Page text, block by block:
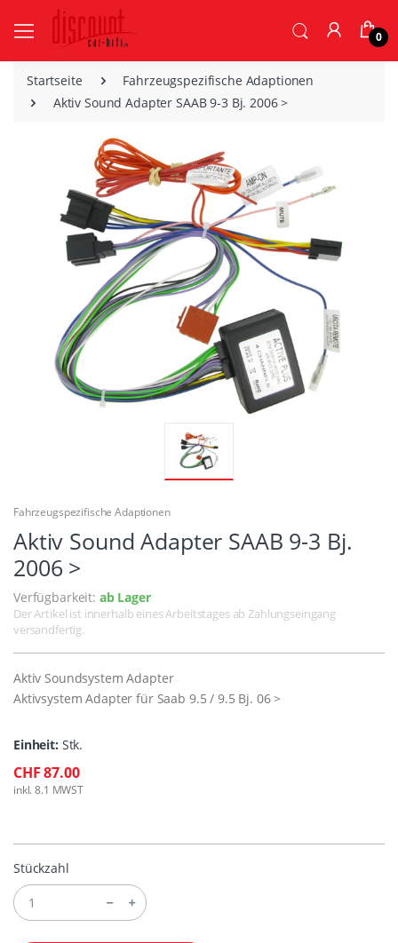
0
Startseite
Fahrzeugspezifische Adaptionen
Aktiv Sound Adapter SAAB 9-3 Bj. 2006 >
Fahrzeugspezifische Adaptionen
Aktiv Sound Adapter SAAB 9-3 Bj.
2006 >
Verfügbarkeit: ab Lager
Der Artikel ist innerhalb eines Arbeitstages ab Zahlungseingang
versandfertig.
Aktiv Soundsystem Adapter
Aktivsystem Adapter für Saab 9.5 / 9.5 Bj. 06 >
Einheit: Stk.
CHF 87.00
inkl. 8.1 MWST
Stückzahl